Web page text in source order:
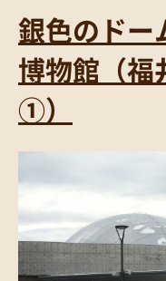
銀色のドー
博物館（福
①）